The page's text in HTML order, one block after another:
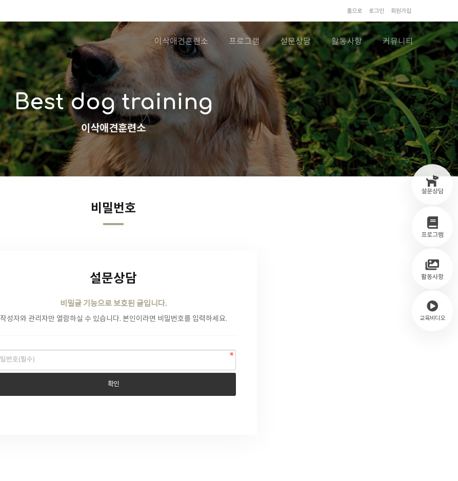
홈으로 로그인 회원가입
이삭애견훈련소 프로그램 설문상담 활동사항 커뮤니티
설문상담
프로그램
활동사항
교육비디오
Best dog training
이삭애견훈련소
비밀번호
설문상담
비밀글 기능으로 보호된 글입니다.
작성자와 관리자만 열람하실 수 있습니다. 본인이라면 비밀번호를 입력하세요.